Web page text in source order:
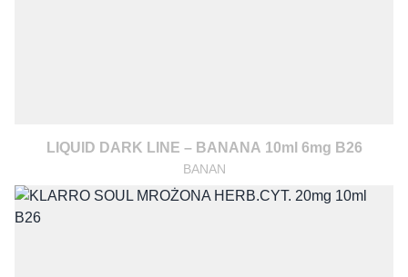
LIQUID DARK LINE – BANANA 10ml 6mg B26
BANAN